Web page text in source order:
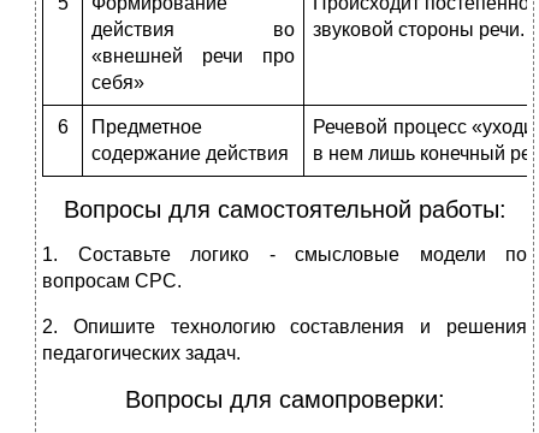
действия во
«внешней речи про
себя»
звуковой стороны речи.
6
Предметное
содержание действия
Речевой процесс
в нем лишь конечный
Вопросы для самостоятельной работы:
1. Составьте логико - смысловые модели по
вопросам СРС.
2. Опишите технологию составления и решения
педагогических задач.
Вопросы для самопроверки: